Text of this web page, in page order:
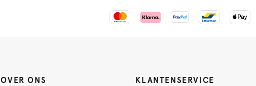
OVER ONS KLANTENSERVICE